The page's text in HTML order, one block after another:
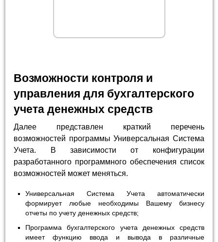
Возможности контроля и
управления для бухгалтерского
учета денежных средств
Далее представлен краткий перечень
возможностей программы Универсальная Система
Учета. В зависимости от конфигурации
разработанного программного обеспечения список
возможностей может меняться.
Универсальная Система Учета автоматически
формирует любые необходимы Вашему бизнесу
отчеты по учету денежных средств;
Программа бухгалтерского учета денежных средств
имеет функцию ввода и вывода в различные